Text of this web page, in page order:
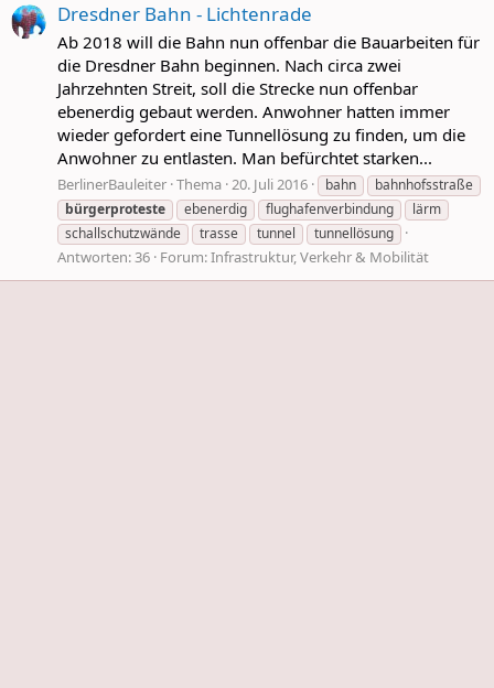
Dresdner Bahn - Lichtenrade
Ab 2018 will die Bahn nun offenbar die Bauarbeiten für
die Dresdner Bahn beginnen. Nach circa zwei
Jahrzehnten Streit, soll die Strecke nun offenbar
ebenerdig gebaut werden. Anwohner hatten immer
wieder gefordert eine Tunnellösung zu finden, um die
Anwohner zu entlasten. Man befürchtet starken...
BerlinerBauleiter Thema 20. Juli 2016 bahn
bahnhofsstraße
bürgerproteste
ebenerdig flughafenverbindung
lärm
schallschutzwände
trasse tunnel tunnellösung
Antworten: 36 Forum:Infrastruktur, Verkehr & Mobilität